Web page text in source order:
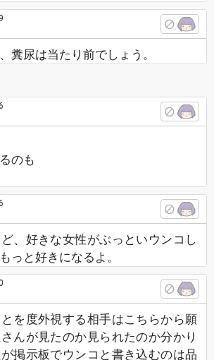
糞尿は当たり前でしょう。
のも
、好きな女性がぶっといウンコし
っと好きになるよ。
を度外視する相手はこちらから願
んが見たのか見られたのか分かり
掲示板でウンコと書き込むのは品